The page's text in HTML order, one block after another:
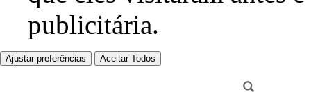
publicitária.
Ajustar preferências Aceitar Todos